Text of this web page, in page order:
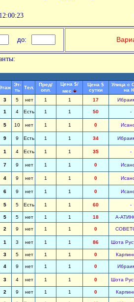
до:
Эт-
ть
Тел.
Пред/
опл.
Цена $/
мес
Цена $
сутки
Улица с
на
3 5 нет 1 1 17
1 4 Есть 1 1 50 -
5 10 нет 1 1 0
9 9 Есть 1 1 34
1 4 Есть 1 1 35 -
7 9 нет 1 1 0
4 9 нет 1 1 0
6 9 нет 1 1 0
5 5 Есть 1 1 60 -
5 5 нет 1 1 18 А-
2 9 нет 1 1 0
1 3 нет 1 1 86 Шота
3 5 нет 1 1 0
4 9 нет 1 1 0
3 4 нет 1 1 0 Шота
2 9 нет 1 1 0